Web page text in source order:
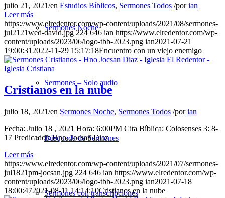
Sermones Noche
Sermones – Solo audio
Búsqueda de Sermones
Sermones con transcripciones
julio 21, 2021/en Estudios Bíblicos, Sermones Todos /porian
Leer más
https://www.elredentor.com/wp-content/uploads/2021/08/sermones-
jul2121wed-david.jpg 224 646 ian https://www.elredentor.com/wp-
content/uploads/2023/06/logo-tbb-2023.png ian2021-07-21
19:00:31 2022-11-29 15:17:18Encuentro con un viejo enemigo
Cristianos en la nube
julio 18, 2021/en Sermones Noche, Sermones Todos /porian
Fecha: Julio 18 , 2021 Hora: 6:00PM Cita Bíblica: Colosenses 3: 8-
17 Predicador: Hno. Jocsan Diaz
Leer más
https://www.elredentor.com/wp-content/uploads/2021/07/sermones-
jul1821pm-jocsan.jpg 224 646 ian https://www.elredentor.com/wp-
content/uploads/2023/06/logo-tbb-2023.png ian2021-07-18
18:00:472021-08-11 14:14:10Cristianos en la nube